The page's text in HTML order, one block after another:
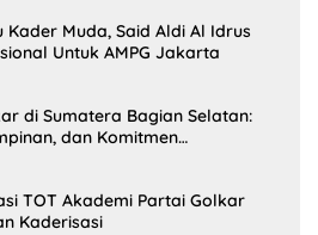
Kader Muda, Said Aldi Al Idrus
Untuk AMPG Jakarta
di Sumatera Bagian Selatan:
dan Komitmen
TOT Akademi Partai Golkar
Kaderisasi